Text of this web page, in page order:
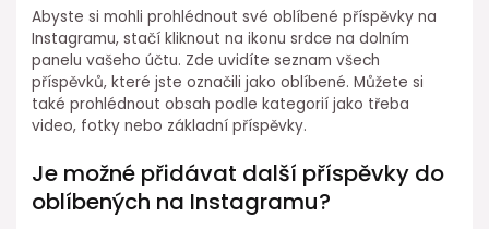
Abyste si mohli prohlédnout své oblíbené příspěvky na
Instagramu, stačí kliknout na ikonu srdce na dolním
panelu vašeho účtu. Zde uvidíte seznam všech
příspěvků, které jste označili jako oblíbené. Můžete si
také prohlédnout obsah podle kategorií jako třeba
video, fotky nebo základní příspěvky.
Je možné přidávat další příspěvky do
oblíbených na Instagramu?